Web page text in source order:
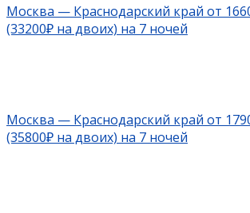
Москва — Краснодарский край от
(33200₽ на двоих) на 7 ночей
Москва — Краснодарский край от
(35800₽ на двоих) на 7 ночей